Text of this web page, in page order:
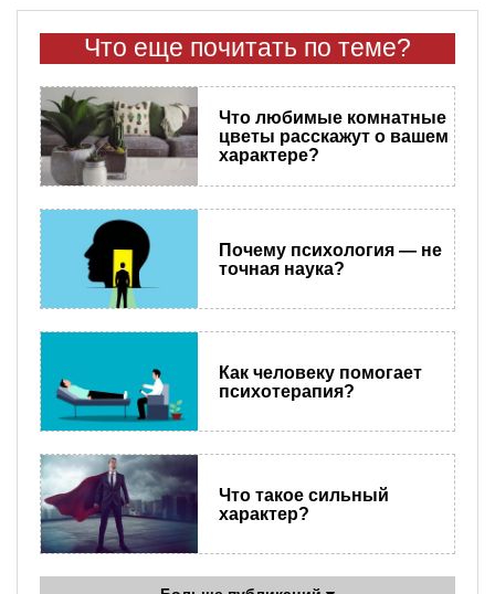
Что еще почитать по теме?
Что любимые комнатные
цветы расскажут о вашем
характере?
Почему психология — не
точная наука?
Как человеку помогает
психотерапия?
Что такое сильный
характер?